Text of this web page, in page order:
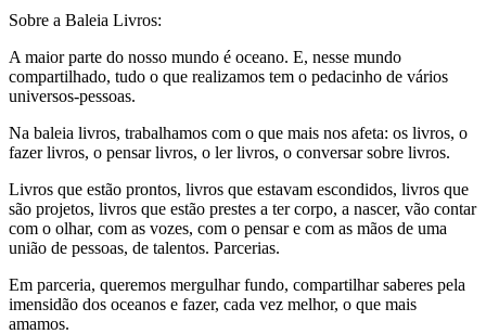
Sobre a Baleia Livros:
A maior parte do nosso mundo é oceano. E, nesse mundo
compartilhado, tudo o que realizamos tem o pedacinho de vários
universos-pessoas.
Na baleia livros, trabalhamos com o que mais nos afeta: os livros, o
fazer livros, o pensar livros, o ler livros, o conversar sobre livros.
Livros que estão prontos, livros que estavam escondidos, livros que
são projetos, livros que estão prestes a ter corpo, a nascer, vão contar
com o olhar, com as vozes, com o pensar e com as mãos de uma
união de pessoas, de talentos. Parcerias.
Em parceria, queremos mergulhar fundo, compartilhar saberes pela
imensidão dos oceanos e fazer, cada vez melhor, o que mais
amamos.